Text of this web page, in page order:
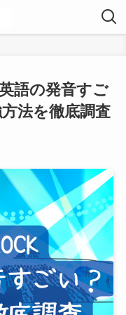
語の発音すご
法を徹底調査